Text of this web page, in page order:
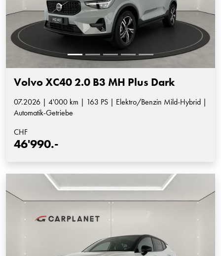
Volvo XC40 2.0 B3 MH Plus Dark
07.2026 | 4'000 km | 163 PS | Elektro/Benzin Mild-Hybrid |
Automatik-Getriebe
CHF
46'990.-